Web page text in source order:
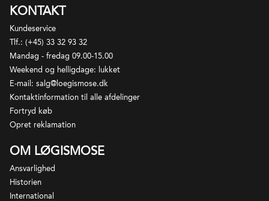
Bourguignon
hvor smagen af mørkt kød som okseskank, lam eller
vildt er i højsædet.
Så find den store gryde og de store rødvinsglas
frem, og forkæl dem du holder af.
1 fl.Château de Haute-Serre Grand Vin Seigneur,
2017 - Georges Vigouroux
1 fl.Château Laroze, 2021
KONTAKT
Kundeservice
Tlf.: (+45) 33 32 93 32
Mandag - fredag 09.00-15.00
Weekend og helligdage: lukket
E-mail: salg@loegismose.dk
Kontaktinformation til alle afdelinger
Fortryd køb
Opret reklamation
OM LØGISMOSE
Ansvarlighed
Historien
International